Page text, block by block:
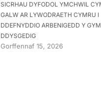
SICRHAU DYFODOL YMCHWIL
GALW AR LYWODRAETH CYMRU I
DDEFNYDDIO ARBENIGEDD Y
DDYSGEDIG
Gorffennaf 15, 2026